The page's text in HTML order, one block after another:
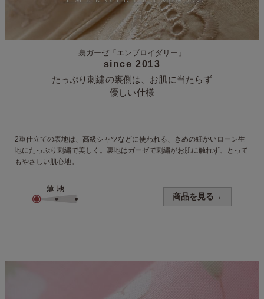
たっぷり刺繍の裏側は、 お肌に当たらず
優しい仕様
裏ガーゼ 「エンブロイダリー」
since 2013
2重仕立ての表地は、高級シャツなどに使われる、きめの細かいローン生
地にたっぷり刺繍で美しく。 裏地はガーゼで刺繍がお肌に触れず、
とって
もやさしい肌心地。
商品を見る→